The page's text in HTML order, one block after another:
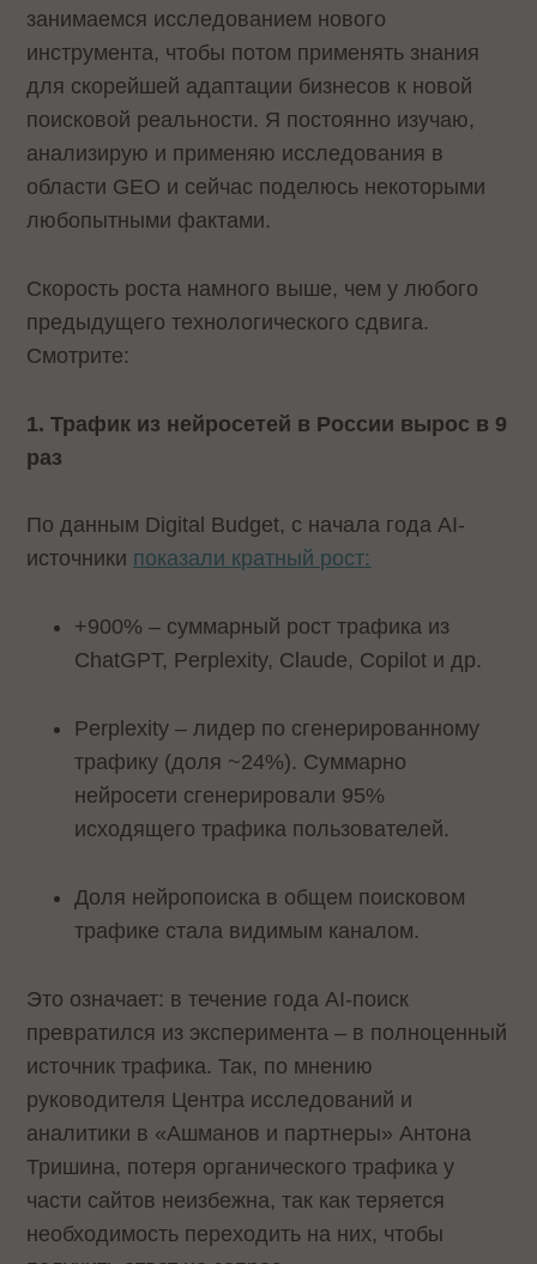
занимаемся исследованием нового
инструмента, чтобы потом применять знания
для скорейшей адаптации бизнесов к новой
поисковой реальности. Я постоянно изучаю,
анализирую и применяю исследования в
области GEO и сейчас поделюсь некоторыми
любопытными фактами.
Скорость роста намного выше, чем у любого
предыдущего технологического сдвига.
Смотрите:
1. Трафик из нейросетей в России вырос в 9
раз
По данным Digital Budget, с начала года AI-
источники показали кратный рост:
+900% – суммарный рост трафика из
ChatGPT, Perplexity, Claude, Copilot и др.
Perplexity – лидер по сгенерированному
трафику (доля ~24%). Суммарно
нейросети сгенерировали 95%
исходящего трафика пользователей.
Доля нейропоиска в общем поисковом
трафике стала видимым каналом.
Это означает: в течение года AI-поиск
превратился из эксперимента – в полноценный
источник трафика. Так, по мнению
руководителя Центра исследований и
аналитики в «Ашманов и партнеры» Антона
Тришина, потеря органического трафика у
части сайтов неизбежна, так как теряется
необходимость переходить на них, чтобы